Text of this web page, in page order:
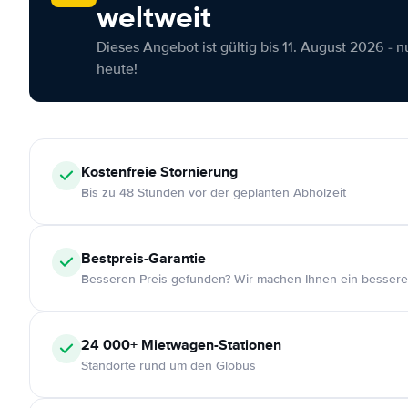
weltweit
Dieses Angebot ist gültig bis 11. August 2026 -
heute!
KostenfreieStornierung
Bis zu 48 Stunden vor der geplanten Abholzeit
Bestpreis-Garantie
Besseren Preis gefunden? Wir machen Ihnen ein
24 000+ Mietwagen-Stationen
Standorte rund um den Globus